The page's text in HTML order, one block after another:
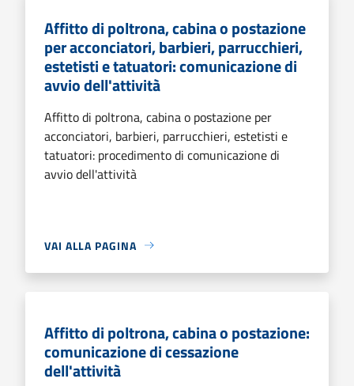
Affitto di poltrona, cabina o postazione
per acconciatori, barbieri, parrucchieri,
estetisti e tatuatori: comunicazione di
avvio dell'attività
Affitto di poltrona, cabina o postazione per
acconciatori, barbieri, parrucchieri, estetisti e
tatuatori: procedimento di comunicazione di
avvio dell'attività
VAI ALLA PAGINA
Affitto di poltrona, cabina o postazione:
comunicazione di cessazione
dell'attività